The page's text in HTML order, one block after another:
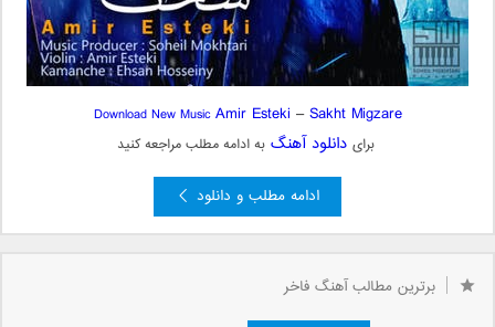
Download New Music Amir Esteki –Sakht Migzare
برای دانلود آهنگ به ادامه مطلب مراجعه کنید
ادامه مطلب و دانلود
برترین مطالب آهنگ فاخر